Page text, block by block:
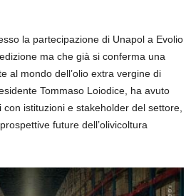
la partecipazione di Unapol a Evolio
ma che già si conferma una
al mondo dell’olio extra vergine di
Tommaso Loiodice, ha avuto
con istituzioni e stakeholder del settore,
future dell’olivicoltura